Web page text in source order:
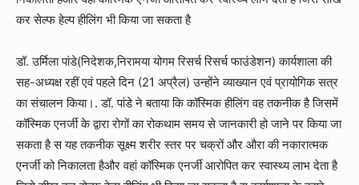
कर सेल्फ हेल्प हीलिंग भी किया जा सकता है
डॉ. उर्मिला पांडे(निदेशक,निरामया योगम रिसर्च रिसर्च फाउंडेशन) कार्यशाला की
सह-अध्यक्ष रहीं एवं पहले दिन (21 अप्रैल) उन्होंने व्याख्यान एवं प्रायोगिक सत्र
का संचालन किया।. डॉ. पांडे ने बताया कि कॉस्मिक हीलिंग वह तकनीक है जिसमें
कॉस्मिक एनर्जी के द्वारा रोगों का रोकथाम समय से जानकारी हो जाने पर किया जा
सकता है स यह तकनीक सूक्ष्म शरीर स्तर पर चक्रों और औरा की नकारात्मक
एनर्जी को निकालता हैऔर वहां कॉस्मिक एनर्जी आरोपित कर स्वास्थ्य लाभ देता है